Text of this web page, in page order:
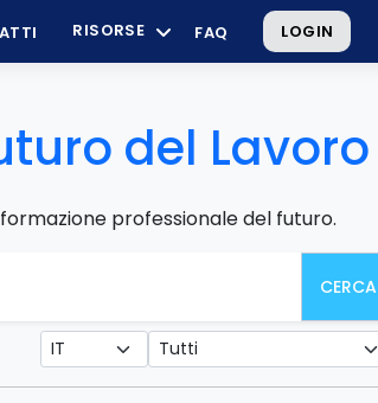
RISORSE FAQ LOGIN
del Lavoro
professionale del futuro.
CERCA